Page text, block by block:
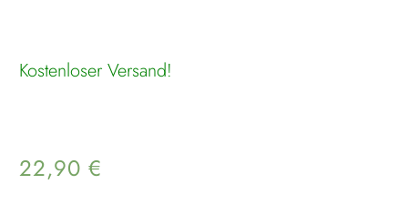
Kostenloser Versand!
22,90 €